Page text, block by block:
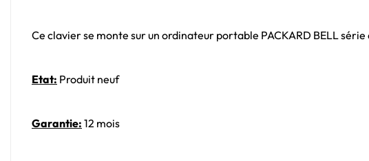
Ce clavier se monte sur un ordinateur portable PACKARD BELL
Etat: Produit neuf
Garantie: 12 mois